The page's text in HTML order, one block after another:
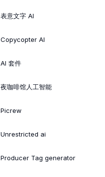
表意文字 AI
Copycopter AI
AI 套件
夜咖啡馆人工智能
Picrew
Unrestricted ai
Producer Tag generator